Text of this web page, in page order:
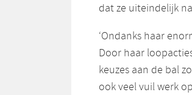
dat ze uiteindelijk
‘Ondanks haar
Door haar
keuzes aan de bal
ook veel vuil werk